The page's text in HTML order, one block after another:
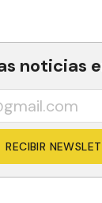
noticias
RECIBIR